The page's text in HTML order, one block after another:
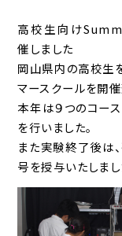
高校生向け
催しました
岡山県内の高校生
マースクールを開催
本年は９つのコー
を行いました。
また実験終了後は
号を授与いたしまし